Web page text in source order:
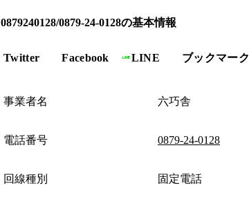
0879240128/0879-24-0128の基本情報
Twitter Facebook LINE ブックマーク
事業者名 六巧舎
電話番号 0879-24-0128
回線種別 固定電話